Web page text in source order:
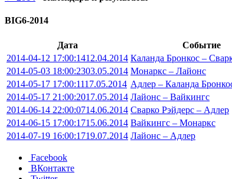
BIG6-2014
Дата Событие
2014-04-12 17:00:1412.04.2014 Каланда Бронкос –
2014-05-03 18:00:2303.05.2014 Монаркс – Лайонс
2014-05-17 17:00:1117.05.2014 Адлер – Каланда
2014-05-17 21:00:2017.05.2014 Лайонс – Вайкингс
2014-06-14 22:00:0714.06.2014 Сварко Рэйдерс – Адлер
2014-06-15 17:00:1715.06.2014 Вайкингс – Монаркс
2014-07-19 16:00:1719.07.2014 Лайонс – Адлер
Facebook
ВКонтакте